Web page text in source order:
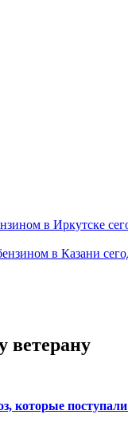
в Иркутске
в Казани
ветерану
которые